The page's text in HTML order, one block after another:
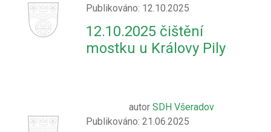
Publikováno: 12.10.2025
12.10.2025 čištění
mostku u Královy Pily
autor SDH Všeradov
Publikováno: 21.06.2025